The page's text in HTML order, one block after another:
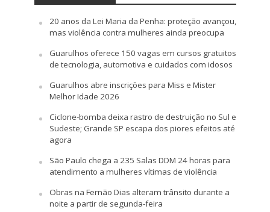
20 anos da Lei Maria da Penha: proteção avançou,
mas violência contra mulheres ainda preocupa
Guarulhos oferece 150 vagas em cursos gratuitos
de tecnologia, automotiva e cuidados com idosos
Guarulhos abre inscrições para Miss e Mister
Melhor Idade 2026
Ciclone-bomba deixa rastro de destruição no Sul e
Sudeste; Grande SP escapa dos piores efeitos até
agora
São Paulo chega a 235 Salas DDM 24 horas para
atendimento a mulheres vítimas de violência
Obras na Fernão Dias alteram trânsito durante a
noite a partir de segunda-feira